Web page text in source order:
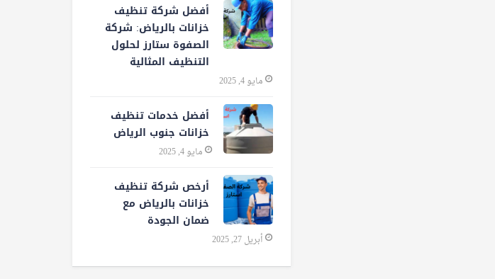
أفضل شركة تنظيف
خزانات بالرياض: شركة
الصفوة ستارز لحلول
التنظيف المثالية
مايو 4, 2025
أفضل خدمات تنظيف
خزانات جنوب الرياض
مايو 4, 2025
أرخص شركة تنظيف
خزانات بالرياض مع
ضمان الجودة
أبريل 27, 2025